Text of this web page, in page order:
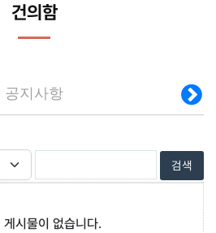
건의함
공지사항
게시물이 없습니다.